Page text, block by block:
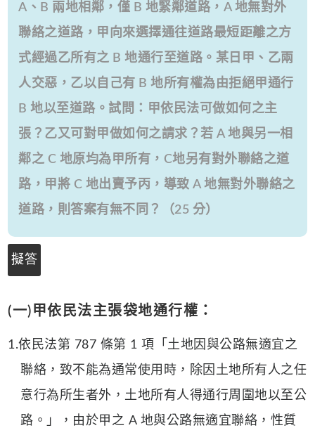
A、B 兩地相鄰，僅 B 地緊鄰道路，A 地無對外
聯絡之道路，甲向來選擇通往道路最短距離之方
式經過乙所有之 B 地通行至道路。某日甲、乙兩
人交惡，乙以自己有 B 地所有權為由拒絕甲通行
B 地以至道路。試問：甲依民法可做如何之主
張？乙又可對甲做如何之請求？若 A 地與另一相
鄰之 C 地原均為甲所有，C地另有對外聯絡之道
路，甲將 C 地出賣予丙，導致 A 地無對外聯絡之
道路，則答案有無不同？（25 分）
擬答
(一)甲依民法主張袋地通行權：
1.依民法第 787 條第 1 項「土地因與公路無適宜之
聯絡，致不能為通常使用時，除因土地所有人之任
意行為所生者外，土地所有人得通行周圍地以至公
路。」，由於甲之 A 地與公路無適宜聯絡，性質